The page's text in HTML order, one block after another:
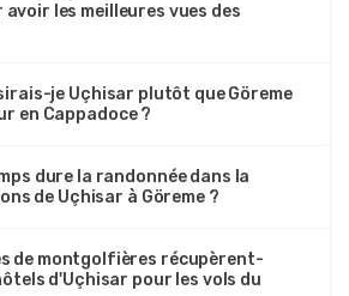
les meilleures vues des
je Uçhisar plutôt que Göreme
en Cappadoce ?
dure la randonnée dans la
de Uçhisar à Göreme ?
de montgolfières récupèrent-
d'Uçhisar pour les vols du